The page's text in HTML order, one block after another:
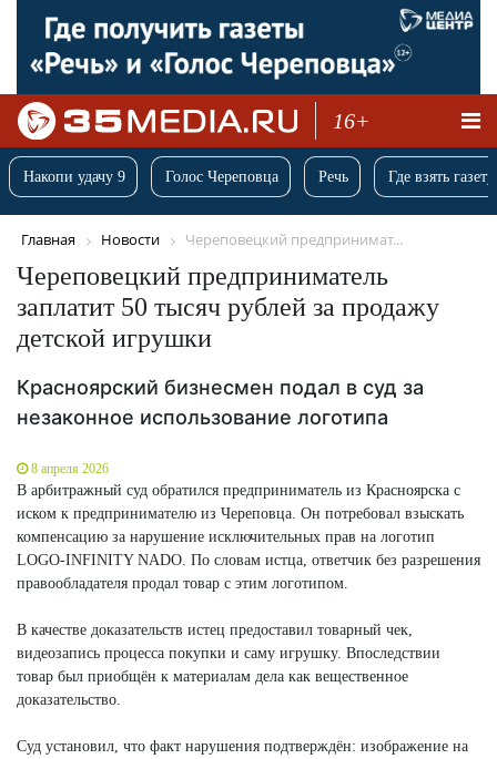
16+
Накопи удачу 9 Голос Череповца Речь Где взять
Главная Новости Череповецкий предпринимат...
Череповецкий предприниматель
заплатит 50 тысяч рублей за продажу
детской игрушки
Красноярский бизнесмен подал в суд за
незаконное использование логотипа
8 апреля 2026
В арбитражный суд обратился предприниматель из Красноярска с
иском к предпринимателю из Череповца. Он потребовал взыскать
компенсацию за нарушение исключительных прав на логотип
LOGO-INFINITY NADO. По словам истца, ответчик без разрешения
правообладателя продал товар с этим логотипом.
В качестве доказательств истец предоставил товарный чек,
видеозапись процесса покупки и саму игрушку. Впоследствии
товар был приобщён к материалам дела как вещественное
доказательство.
Суд установил, что факт нарушения подтверждён: изображение на